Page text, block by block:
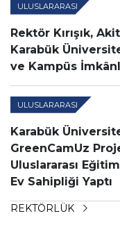
ULUSLARARASI
Rektör Kırışık,
Karabük
ve Kampüs
ULUSLARARASI
Karabük
GreenCamUz
Uluslararası
Ev Sahipliği Yaptı
REKTÖRLÜK